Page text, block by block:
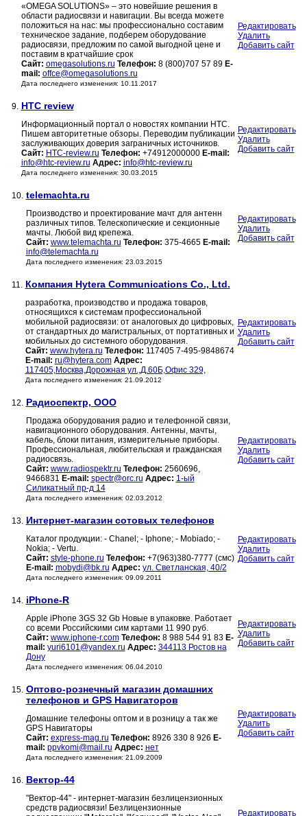
«OMEGA SOLUTIONS» – это новейшие решения в
области радиосвязи и навигации. Вы всегда можете
положиться на нас: мы профессионально составим
техническое задание, подберем оборудование
радиосвязи, предложим по самой выгодной цене и
поставим в кратчайшие срок
Сайт: omegasolutions.ru Телефон: 8 (800)707 57 89 E-
mail: offce@omegasolutions.ru
Дата последнего изменения: 10.11.2017
Редактировать
Удалить
Добавить сайт
9. HTC review
Информационный портал о новостях компании HTC.
Пишем авторитетные обзоры. Переводим публикации
заслуживающих доверия заграничных источников.
Сайт: HTC-review.ru Телефон: +74912000000 E-mail:
info@htc-review.ru Адрес: info@htc-review.ru
Дата последнего изменения: 30.03.2015
Редактировать
Удалить
Добавить сайт
10. telemachta.ru
Производство и проектирование мачт для антенн
различных типов. Телескопические и секционные
мачты. Любой вид крепежа.
Сайт: www.telemachta.ru Телефон: 375-4665 E-mail:
info@telemachta.ru
Дата последнего изменения: 23.03.2015
Редактировать
Удалить
Добавить сайт
11. Компания Hytera Communications Co., Ltd.
разработка, производство и продажа товаров,
относящихся к системам профессиональной
мобильной радиосвязи: от аналоговых до цифровых,
от стандартных до магистральных, от портативных и
мобильных до системного оборудования.
Сайт: www.hytera.ru Телефон: 117405 7-495-9848674
E-mail: ru@hytera.com Адрес:
117405,Москва,Дорожная ул.,Д.60Б,Oфис 329,
Дата последнего изменения: 21.09.2012
Редактировать
Удалить
Добавить сайт
12. Радиоспектр, ООО
Продажа оборудования радио и телефонной связи,
навигационного оборудования. Антенны, мачты,
кабель, блоки питания, измерительные приборы.
Профессиональная, любительская и гражданская
радиосвязь.
Сайт: www.radiospektr.ru Телефон: 2560696,
9466831 E-mail: spectr@orc.ru Адрес: 1-ый
Силикатный пр-д 14
Дата последнего изменения: 02.03.2012
Редактировать
Удалить
Добавить сайт
13. Интернет-магазин сотовых телефонов
Каталог продукции: - Chanel; - Iphone; - Mobiado; -
Nokia; - Vertu.
Сайт: style-phone.ru Телефон: +7(963)380-7777 (смс)
E-mail: mobydi@bk.ru Адрес: ул. Светланская, 40/2
Дата последнего изменения: 09.09.2011
Редактировать
Удалить
Добавить сайт
14. iPhone-R
Apple iPhone 3GS 32 Gb Новые в упаковке. Работает
со всеми Российскими сим картами 11 990 руб.
Сайт: www.iphone-r.com Телефон: 8 988 544 91 83 E-
mail: yuri6101@yandex.ru Адрес: 344113 Ростов на
Дону
Дата последнего изменения: 06.04.2010
Редактировать
Удалить
Добавить сайт
15. Оптово-рознечный магазин домашних
телефонов и GPS Навигаторов
Домашние телефоны оптом и в розницу а так же
GPS Навигаторы
Сайт: express-mag.ru Телефон: 8926 330 8 926 E-
mail: ppvkomi@mail.ru Адрес: нет
Дата последнего изменения: 21.09.2009
Редактировать
Удалить
Добавить сайт
16. Вектор-44
"Вектор-44" - интернет-магазин безлицензионных
средств радиосвязи! Безлицензионные
Редактировать